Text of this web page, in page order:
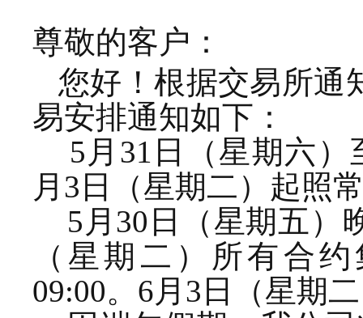
尊敬的客户：
您好！根据交易所通
易安排通知如下：
5月31日（星期六）
月3日（星期二）起照
5月30日（星期五）
（星期二）所有合
09:00。6月3日（星期